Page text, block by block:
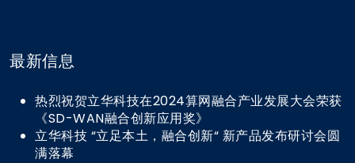
最新信息
热烈祝贺立华科技在2024算网融合产业发展大会荣获
《SD-WAN融合创新应用奖》
立华科技 “立足本土，融合创新“ 新产品发布研讨会圆
满落幕